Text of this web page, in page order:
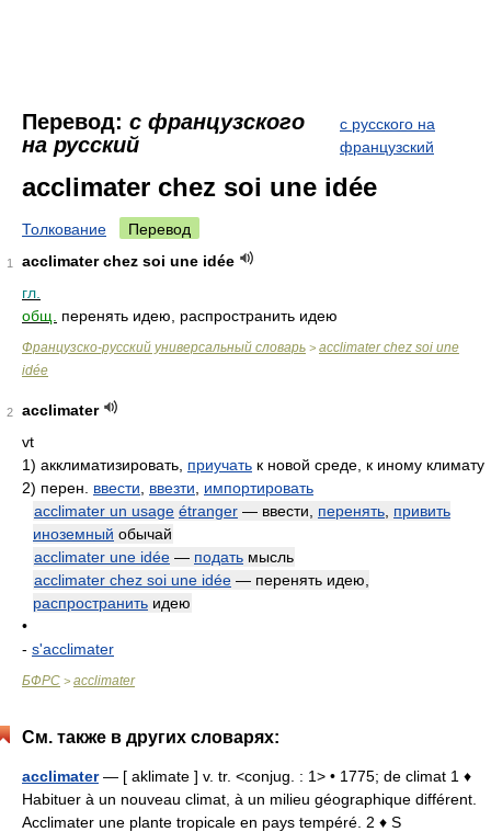
Перевод: с французского
на русский
с русского на
французский
acclimater chez soi une idée
Толкование Перевод
1
acclimater chez soi une idée
гл.
общ.
перенять идею, распространить идею
Французско-русский универсальный словарь > acclimater chez soi une
idée
2
acclimater
vt
1) акклиматизировать, приучать к новой среде, к иному климату
2) перен. ввести ввезти
импортировать
acclimater un usage étranger — ввести, перенять привить
иноземный обычай
acclimater une idée — подать мысль
acclimater chez soi une idée — перенять идею,
распространить идею
•
- s'acclimater
БФРС > acclimater
См. также в других словарях:
acclimater— [ aklimate ] v. tr. <conjug. : 1> • 1775; de climat 1 ♦
Habituer à un nouveau climat, à un milieu géographique différent.
Acclimater une plante tropicale en pays tempéré. 2 ♦ S